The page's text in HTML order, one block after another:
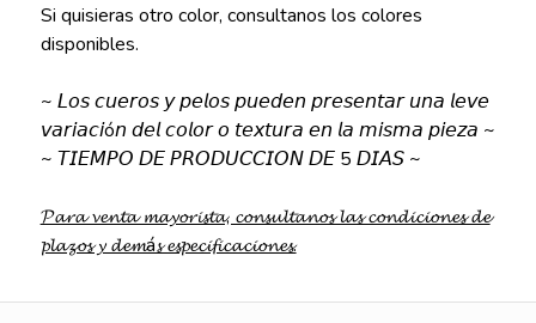
Si quisieras otro color, consultanos los colores
disponibles.
~ 𝘓𝘰𝘴 𝘤𝘶𝘦𝘳𝘰𝘴 𝘺 𝘱𝘦𝘭𝘰𝘴 𝘱𝘶𝘦𝘥𝘦𝘯 𝘱𝘳𝘦𝘴𝘦𝘯𝘵𝘢𝘳 𝘶𝘯𝘢 𝘭𝘦𝘷𝘦
𝘷𝘢𝘳𝘪𝘢𝘤𝘪ó𝘯 𝘥𝘦𝘭 𝘤𝘰𝘭𝘰𝘳 𝘰 𝘵𝘦𝘹𝘵𝘶𝘳𝘢 𝘦𝘯 𝘭𝘢 𝘮𝘪𝘴𝘮𝘢 𝘱𝘪𝘦𝘻𝘢 ~
~ 𝘛𝘐𝘌𝘔𝘗𝘖 𝘋𝘌 𝘗𝘙𝘖𝘋𝘜𝘊𝘊𝘐𝘖𝘕 𝘋𝘌 5 𝘋𝘐𝘈𝘚 ~
𝓟𝓪𝓻𝓪 𝓿𝓮𝓷𝓽𝓪 𝓶𝓪𝔂𝓸𝓻𝓲𝓼𝓽𝓪, 𝓬𝓸𝓷𝓼𝓾𝓵𝓽𝓪𝓷𝓸𝓼 𝓵𝓪𝓼 𝓬𝓸𝓷𝓭𝓲𝓬𝓲𝓸𝓷𝓮𝓼 𝓭𝓮
𝓹𝓵𝓪𝔃𝓸𝓼 𝔂 𝓭𝓮𝓶á𝓼 𝓮𝓼𝓹𝓮𝓬𝓲𝓯𝓲𝓬𝓪𝓬𝓲𝓸𝓷𝓮𝓼.